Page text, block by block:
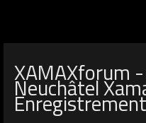
XAMAXforum
Neuchâtel
Enregistrement